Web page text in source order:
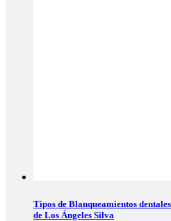
Tipos de Blanqueamientos
de Los Ángeles Silva